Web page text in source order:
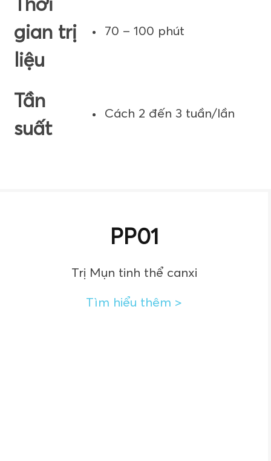
gian trị
liệu
70 – 100 phút
Tần
suất
Cách 2 đến 3 tuần/lần
PP01
Trị Mụn tinh thể canxi
Tìm hiểu thêm >